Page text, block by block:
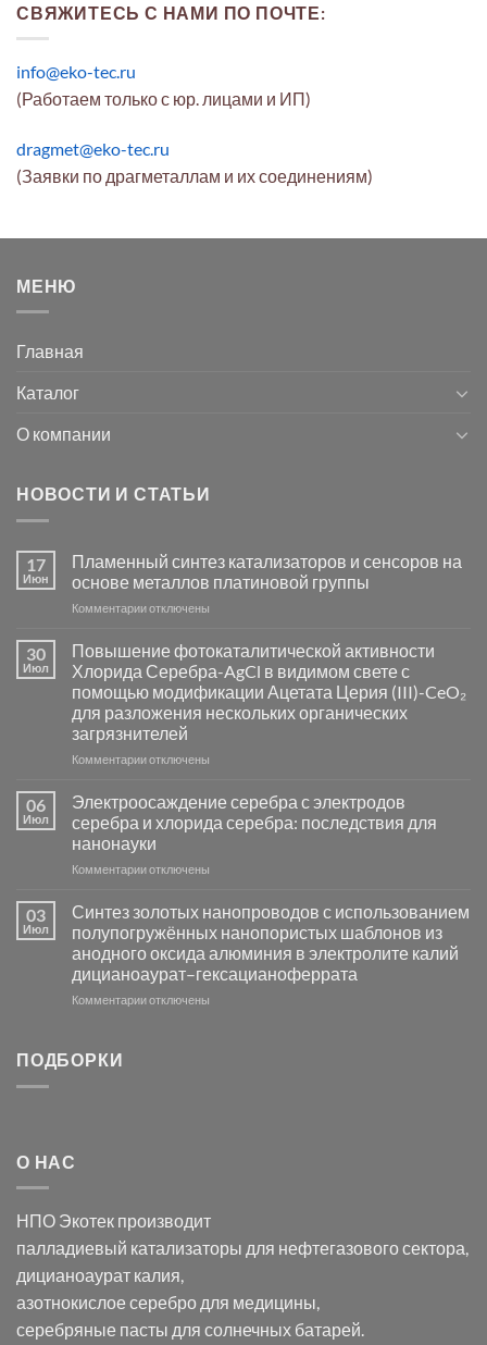
СВЯЖИТЕСЬ С НАМИ ПО ПОЧТЕ:
info@eko-tec.ru
(Работаем только с юр. лицами и ИП)
dragmet@eko-tec.ru
(Заявки по драгметаллам и их соединениям)
МЕНЮ
Главная
Каталог
О компании
НОВОСТИ И СТАТЬИ
17
Июн
Пламенный синтез катализаторов и сенсоров на
основе металлов платиновой группы
Комментариик
Пламенный
синтез
катализаторов
и
сенсоров
на
основе
группы
отключены
30
Июл
Повышение фотокаталитической активности
Хлорида Серебра-AgCl в видимом свете с
помощью модификации Ацетата Церия (III)-CeO₂
для разложения нескольких органических
загрязнителей
Комментариик
фотокаталитической
активности
Хлорида
Серебра-
в
видимом
свете
с
помощью
модификации
отключены
06
Июл
Электроосаждение серебра с электродов
серебра и хлорида серебра: последствия для
нанонауки
Комментариик
серебра
с
электродов
серебра
и
отключены
03
Июл
Синтез золотых нанопроводов с использованием
полупогружённых нанопористых шаблонов из
анодного оксида алюминия в электролите калий
дицианоаурат–гексацианоферрата
Комментариик
оксида
в
электролите
калий
дицианоаурат–
гексацианоферрата
отключены
ПОДБОРКИ
О НАС
НПО Экотек производит
палладиевый катализаторы для нефтегазового сектора,
дицианоаурат калия,
азотнокислое серебро для медицины,
серебряные пасты для солнечных батарей.